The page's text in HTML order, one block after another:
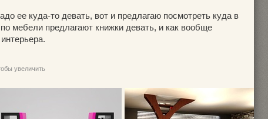
ее куда-то девать, вот и предлагаю посмотреть куда в
мебели предлагают книжки девать, и как вообще
увеличить